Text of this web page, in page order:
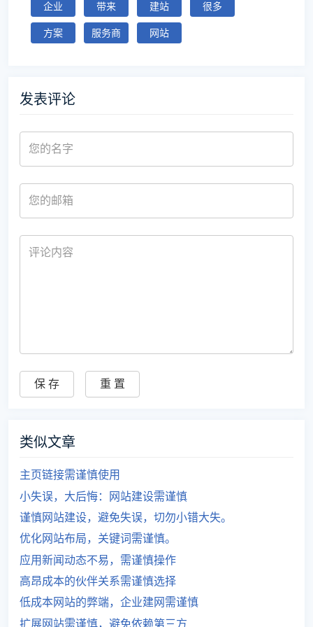
企业 带来 建站
很多
方案
服务商 网站
发表评论
类似文章
主页链接需谨慎使用
小失误，大后悔：网站建设需谨慎
谨慎网站建设，避免失误，切勿小错大失。
优化网站布局，关键词需谨慎。
应用新闻动态不易，需谨慎操作
高昂成本的伙伴关系需谨慎选择
低成本网站的弊端，企业建网需谨慎
扩展网站需谨慎，避免依赖第三方